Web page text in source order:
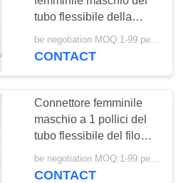
di tubo
di BSP
tubo flessibile della
metropolitana G1/4»
CONTACT
Connettore femminile
maschio a 1 pollici del
tubo flessibile del filo
1DB-18-08 di BSP
be negotiation MOQ:1-99 pezzi
CONTACT